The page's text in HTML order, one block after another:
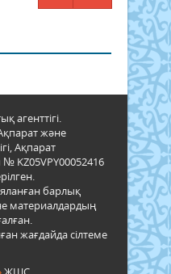
агенттігі.
және
Ақпарат
№ KZ05VPY00052416
барлық
материалдардың
жағдайда сілтеме